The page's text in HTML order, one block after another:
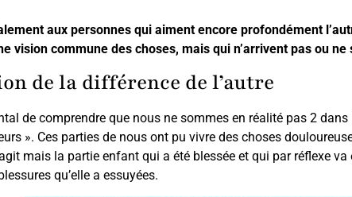
aux personnes qui aiment encore profondément
vision commune des choses, mais qui n’arrivent pas ou
de la différence de l’autre
de comprendre que nous ne sommes en réalité pas 2
». Ces parties de nous ont pu vivre des choses
mais la partie enfant qui a été blessée et qui par réflexe
qu’elle a essuyées.